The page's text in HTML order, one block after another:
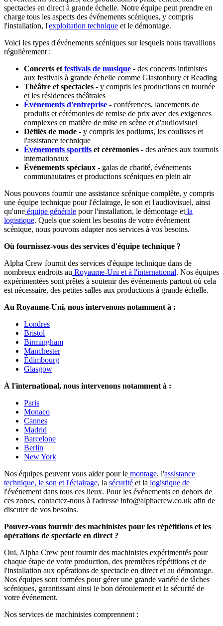
spectacles en direct à grande échelle. Notre équipe peut prendre en
charge tous les aspects des événements scéniques, y compris
l'installation, l'exploitation technique et le démontage.
Voici les types d'événements scéniques sur lesquels nous travaillons
régulièrement :
Concerts et festivals de musique - des concerts intimistes
aux festivals à grande échelle comme Glastonbury et Reading
Théâtre et spectacles - y compris les productions en tournée
et les résidences théâtrales
Événements d'entreprise - conférences, lancements de
produits et cérémonies de remise de prix avec des exigences
complexes en matière de mise en scène et d'audiovisuel
Défilés de mode - y compris les podiums, les coulisses et
l'assistance technique
Événements sportifs et cérémonies - des arènes aux tournois
internationaux
Événements spéciaux - galas de charité, événements
communautaires et productions scéniques en plein air
Nous pouvons fournir une assistance scénique complète, y compris
une équipe technique pour l'éclairage, le son et l'audiovisuel, ainsi
qu'une équipe générale pour l'installation, le démontage et la
logistique. Quels que soient les besoins de votre événement
scénique, nous pouvons adapter nos services à vos besoins.
Où fournissez-vous des services d'équipe technique ?
Alpha Crew fournit des services d'équipe technique dans de
nombreux endroits au Royaume-Uni et à l'international. Nos équipes
expérimentées sont prêtes à soutenir des événements partout où cela
est nécessaire, des petites salles aux productions à grande échelle.
Au Royaume-Uni, nous intervenons notamment à :
Londres
Bristol
Birmingham
Manchester
Édimbourg
Glasgow
À l'international, nous intervenons notamment à :
Paris
Monaco
Cannes
Madrid
Barcelone
Berlin
New York
Nos équipes peuvent vous aider pour le montage, l'assistance
technique, le son et l'éclairage, la sécurité et la logistique de
l'événement dans tous ces lieux. Pour les événements en dehors de
ces zones, contactez-nous à l'adresse info@alphacrew.co.uk afin de
discuter de vos besoins.
Pouvez-vous fournir des machinistes pour les répétitions et les
opérations de spectacle en direct ?
Oui, Alpha Crew peut fournir des machinistes expérimentés pour
chaque étape de votre production, des premières répétitions et de
l'installation aux opérations de spectacle en direct et au démontage.
Nos équipes sont formées pour gérer une grande variété de tâches
scéniques, garantissant ainsi le bon déroulement et la sécurité de
votre événement.
Nos services de machinistes comprennent :